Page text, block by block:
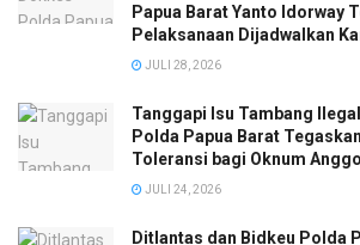
Papua Barat Yanto Idorway
Pelaksanaan Dijadwalkan
JULI 28, 2026
Tanggapi Isu Tambang
Polda Papua Barat
Toleransi bagi Oknum
JULI 24, 2026
Ditlantas dan Bidkeu Polda